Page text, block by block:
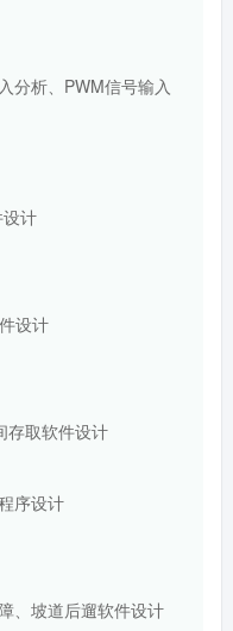
分析、PWM信号输入
计
设计
存取软件设计
序设计
、坡道后遛软件设计